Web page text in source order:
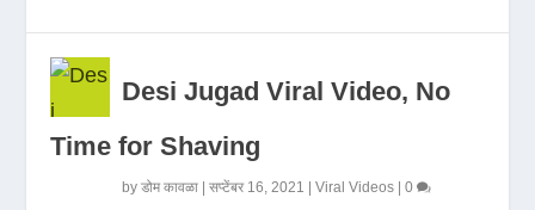
Desi Jugad Viral Video, No
Time for Shaving
byडोम कावळा |सप्टेंबर 16, 2021 |Viral Videos |0